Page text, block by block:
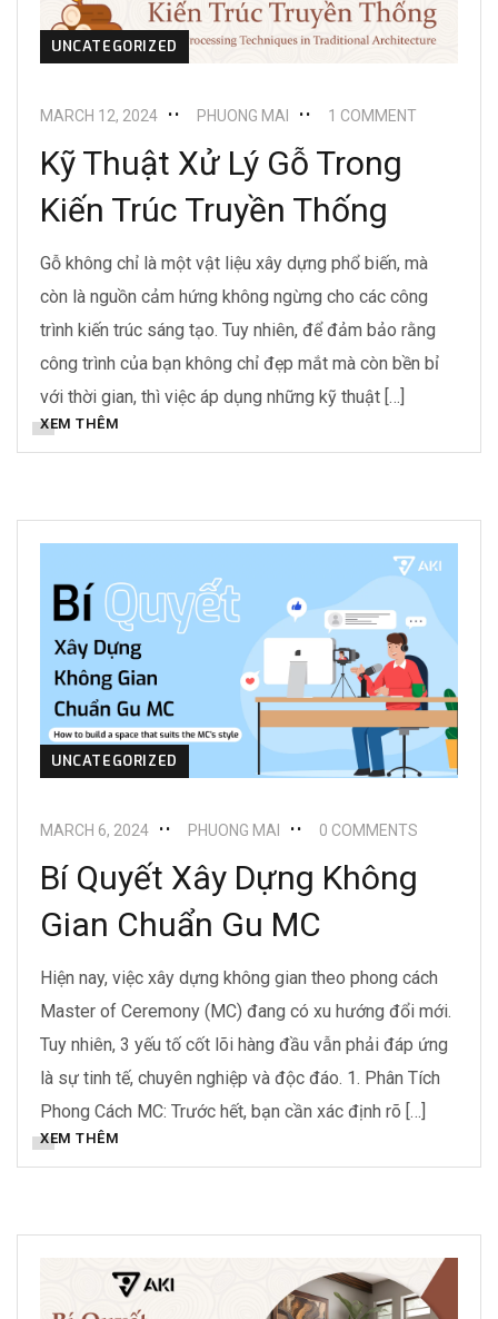
UNCATEGORIZED
MARCH 12, 2024 PHUONG MAI 1 COMMENT
Kỹ Thuật Xử Lý Gỗ Trong
Kiến Trúc Truyền Thống
Gỗ không chỉ là một vật liệu xây dựng phổ biến, mà
còn là nguồn cảm hứng không ngừng cho các công
trình kiến trúc sáng tạo. Tuy nhiên, để đảm bảo rằng
công trình của bạn không chỉ đẹp mắt mà còn bền bỉ
với thời gian, thì việc áp dụng những kỹ thuật […]
XEM THÊM
UNCATEGORIZED
MARCH 6, 2024 PHUONG MAI 0 COMMENTS
Bí Quyết Xây Dựng Không
Gian Chuẩn Gu MC
Hiện nay, việc xây dựng không gian theo phong cách
Master of Ceremony (MC) đang có xu hướng đổi mới.
Tuy nhiên, 3 yếu tố cốt lõi hàng đầu vẫn phải đáp ứng
là sự tinh tế, chuyên nghiệp và độc đáo. 1. Phân Tích
Phong Cách MC: Trước hết, bạn cần xác định rõ […]
XEM THÊM